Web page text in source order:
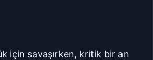
için savaşırken, kritik bir an